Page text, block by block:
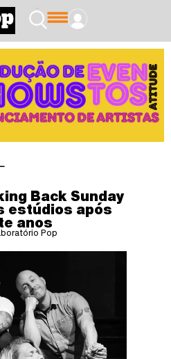
Back Sunday
estúdios após
anos
Pop